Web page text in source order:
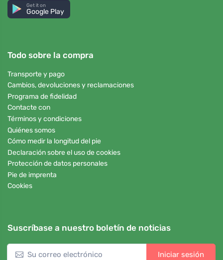
Get it on
Google Play
Todo sobre la compra
Transporte y pago
Cambios, devoluciones y reclamaciones
Programa de fidelidad
Contacte con
Términos y condiciones
Quiénes somos
Cómo medir la longitud del pie
Declaración sobre el uso de cookies
Protección de datos personales
Pie de imprenta
Cookies
Suscríbase a nuestro boletín de noticias
Iniciar sesión